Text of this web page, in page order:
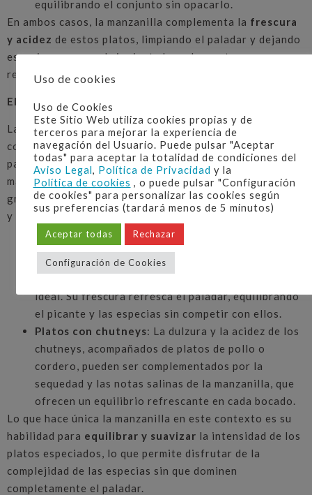
equilibrando el conjunto sin opacarlo.
En ambos casos, la manzanilla complementa la frescura
y acidez de estos platos, limpiando el paladar y dejando
espacio para que el siguiente bocado sea tan
refrescante como el primero.
El Contraste con los Platos Especiados
La cocina indiaes famosa por su uso de especias
complejas y aromáticas, lo que a veces puede ser un reto
para encontrar el maridaje adecuado. Sin embargo, la
manzanilla se convierte en una excelente elección
gracias a su capacidad para suavizar los sabores fuertes
y especiados.
Curry especiado : Los platos de curry con especias
intensas como el cardamomo, el comino y la
ideal. Su frescura refresca el paladar, equilibrando
el picante y las especias sin competir con ellos.
Platos con chutneys: La dulzura y la acidez de los
chutneys, acompañados de platos de pollo o
cordero, pueden ser complementados por la
sequedad y las notas salinas de la manzanilla, que
ofrecen un equilibrio refrescante en cada bocado.
Lo que hace única la manzanilla en este contexto es su
habilidad para equilibrar y suavizar la intensidad de los
platos especiados, lo que permite disfrutar de la
complejidad de las especias sin que dominen
completamente el paladar.
Uso de cookies
Uso de Cookies
Este Sitio Web utiliza cookies propias y de
terceros para mejorar la experiencia de
navegación del Usuario. Puede pulsar "Aceptar
todas" para aceptar la totalidad de condiciones del
Aviso Legal, Política de Privacidad y la
Política de cookies , o puede pulsar "Configuración
de cookies" para personalizar las cookies según
sus preferencias (tardará menos de 5 minutos)
Aceptar todas Rechazar
Configuración de Cookies